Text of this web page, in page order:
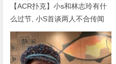
【ACR扑克】小s和林志玲有什
么过节, 小S首谈两人不合传闻
说了什么